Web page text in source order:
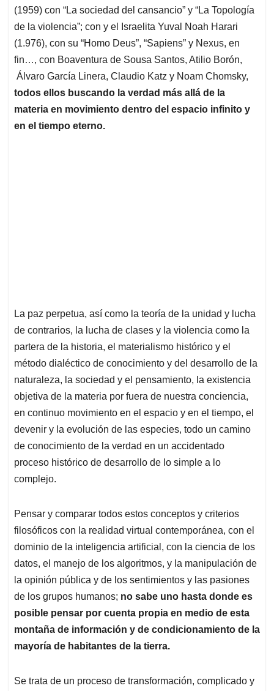
(1959) con “La sociedad del cansancio” y “La Topología
de la violencia”; con y el Israelita Yuval Noah Harari
(1.976), con su “Homo Deus”, “Sapiens” y Nexus, en
fin…, con Boaventura de Sousa Santos, Atilio Borón,
Álvaro García Linera, Claudio Katz y Noam Chomsky,
todos ellos buscando la verdad más allá de la
materia en movimiento dentro del espacio infinito y
en el tiempo eterno.
La paz perpetua, así como la teoría de la unidad y lucha
de contrarios, la lucha de clases y la violencia como la
partera de la historia, el materialismo histórico y el
método dialéctico de conocimiento y del desarrollo de la
naturaleza, la sociedad y el pensamiento, la existencia
objetiva de la materia por fuera de nuestra conciencia,
en continuo movimiento en el espacio y en el tiempo, el
devenir y la evolución de las especies, todo un camino
de conocimiento de la verdad en un accidentado
proceso histórico de desarrollo de lo simple a lo
complejo.
Pensar y comparar todos estos conceptos y criterios
filosóficos con la realidad virtual contemporánea, con el
dominio de la inteligencia artificial, con la ciencia de los
datos, el manejo de los algoritmos, y la manipulación de
la opinión pública y de los sentimientos y las pasiones
de los grupos humanos; no sabe uno hasta donde es
posible pensar por cuenta propia en medio de esta
montaña de información y de condicionamiento de la
mayoría de habitantes de la tierra.
Se trata de un proceso de transformación, complicado y